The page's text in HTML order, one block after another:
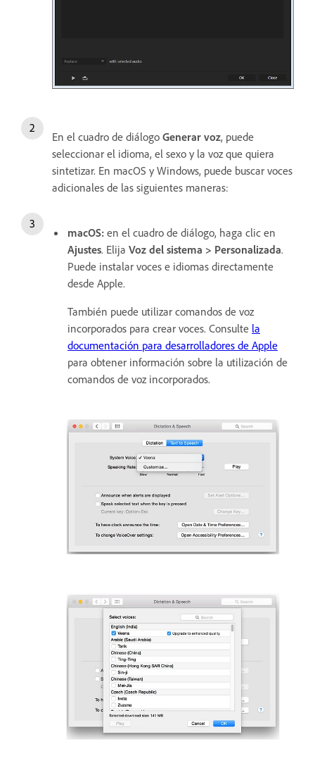
En el cuadro de diálogo Generar voz, puede
seleccionar el idioma, el sexo y la voz que quiera
sintetizar. En macOS y Windows, puede buscar voces
adicionales de las siguientes maneras:
macOS: en el cuadro de diálogo, haga clic en
Ajustes. Elija Voz del sistema > Personalizada.
Puede instalar voces e idiomas directamente
desde Apple.
También puede utilizar comandos de voz
incorporados para crear voces. Consulte la
documentación para desarrolladores de Apple
para obtener información sobre la utilización de
comandos de voz incorporados.